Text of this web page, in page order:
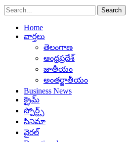
Home
వార్తలు
తెలంగాణ
ఆంధ్రప్రదేశ్
జాతీయం
అంతర్జాతీయం
Business News
క్రైమ్
స్పోర్ట్స్
సినిమా
వైరల్